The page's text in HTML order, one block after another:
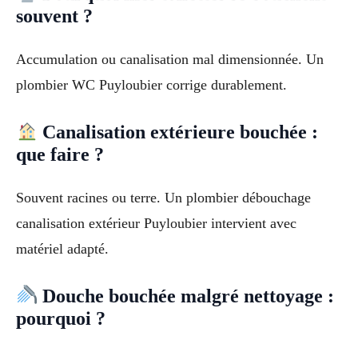
souvent ?
Accumulation ou canalisation mal dimensionnée. Un
plombier WC Puyloubier corrige durablement.
Canalisation extérieure bouchée :
que faire ?
Souvent racines ou terre. Un plombier débouchage
canalisation extérieur Puyloubier intervient avec
matériel adapté.
Douche bouchée malgré nettoyage :
pourquoi ?